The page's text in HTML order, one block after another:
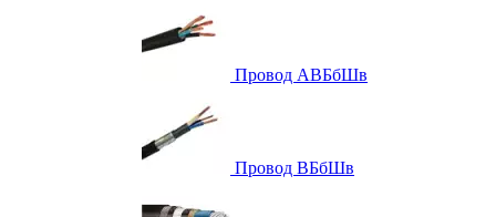
Провод АВБбШв
Провод ВБбШв